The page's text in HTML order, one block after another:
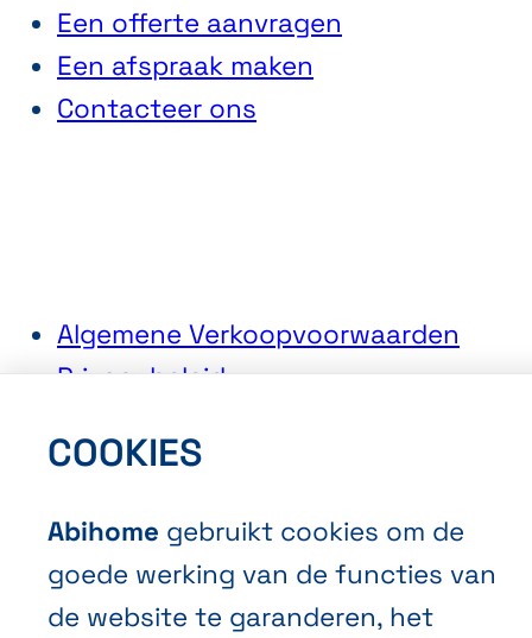
Algemene Verkoopvoorwaarden
Privacybeleid
Een offerte aanvragen
Een afspraak maken
Contacteer ons
COOKIES
Abihome gebruikt cookies om de
goede werking van de functies van
de website te garanderen, het